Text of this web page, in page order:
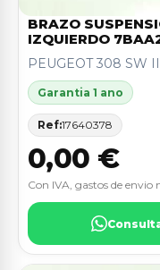
BRAZO
IZQUIERDO
PEUGEOT 308 SW II
Garantia 1 ano
Ref:17640378
0,00 €
Con IVA, gastos de envio